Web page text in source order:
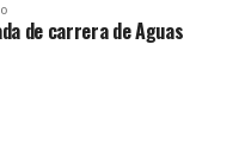
de carrera de Aguas